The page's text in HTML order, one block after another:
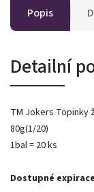
Popis
Detailní
TM Jokers Topinky
80g(1/20)
1bal = 20 ks
Dostupné